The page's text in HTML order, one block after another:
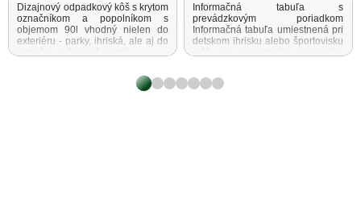
Dizajnový odpadkový kôš s krytom
označníkom a popolníkom s
objemom 90l vhodný nielen do
exteriéru - parky, ihriská, ale aj do
Informačná tabuľa s
prevádzkovým poriadkom
Informačná tabuľa umiestnená pri
detskom ihrisku alebo športovisku
priestorov Cieľom tejto
informačnej tabule ...